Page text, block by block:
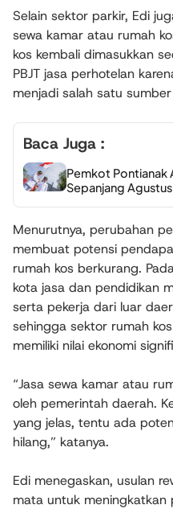
Selain sektor parkir, Edi
sewa kamar atau rumah
kos kembali dimasukkan
PBJT jasa perhotelan
menjadi salah satu
Baca Juga :
Pemkot Pontianak
Sepanjang Agustus
Menurutnya, perubahan
membuat potensi
rumah kos berkurang.
kota jasa dan pendidikan
serta pekerja dari luar
sehingga sektor rumah
memiliki nilai ekonomi
“Jasa sewa kamar atau
oleh pemerintah daerah.
yang jelas, tentu ada
hilang,” katanya.
Edi menegaskan, usulan
mata untuk meningkatkan